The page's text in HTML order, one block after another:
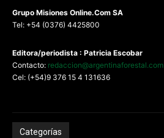
Grupo Misiones Online.Com SA
Tel: +54 (0376) 4425800
Editora/periodista : Patricia Escobar
Contacto: redaccion@argentinaforestal.com
Cel: (+54)9 376 15 4 131636
Categorías